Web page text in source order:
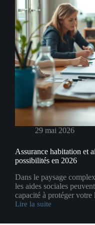
29 mai 2026
Assurance habitation et
possibilités en 2026
Dans le paysage
les aides sociales
capacité à protéger
Lire la suite
Assurance